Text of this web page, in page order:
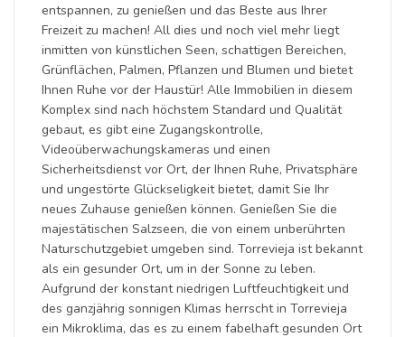
entspannen, zu genießen und das Beste aus Ihrer
Freizeit zu machen! All dies und noch viel mehr liegt
inmitten von künstlichen Seen, schattigen Bereichen,
Grünflächen, Palmen, Pflanzen und Blumen und bietet
Ihnen Ruhe vor der Haustür! Alle Immobilien in diesem
Komplex sind nach höchstem Standard und Qualität
gebaut, es gibt eine Zugangskontrolle,
Videoüberwachungskameras und einen
Sicherheitsdienst vor Ort, der Ihnen Ruhe, Privatsphäre
und ungestörte Glückseligkeit bietet, damit Sie Ihr
neues Zuhause genießen können. Genießen Sie die
majestätischen Salzseen, die von einem unberührten
Naturschutzgebiet umgeben sind. Torrevieja ist bekannt
als ein gesunder Ort, um in der Sonne zu leben.
Aufgrund der konstant niedrigen Luftfeuchtigkeit und
des ganzjährig sonnigen Klimas herrscht in Torrevieja
ein Mikroklima, das es zu einem fabelhaft gesunden Ort